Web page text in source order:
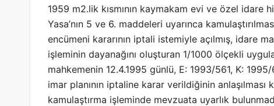
1959 m2.lik kısmının kaymakam evi ve özel idare
Yasa’nın 5 ve 6. maddeleri uyarınca
encümeni kararının iptali istemiyle açılmış, idare
işleminin dayanağını oluşturan 1/1000 ölçekli
mahkemenin 12.4.1995 günlü, E: 1993/561, K:
imar planının iptaline karar verildiğinin
kamulaştırma işleminde mevzuata uyarlık